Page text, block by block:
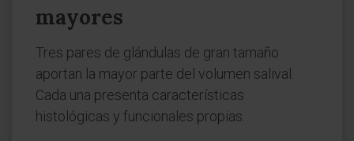
mayores
Tres pares de glándulas de gran tamaño
aportan la mayor parte del volumen salival.
Cada una presenta características
histológicas y funcionales propias.